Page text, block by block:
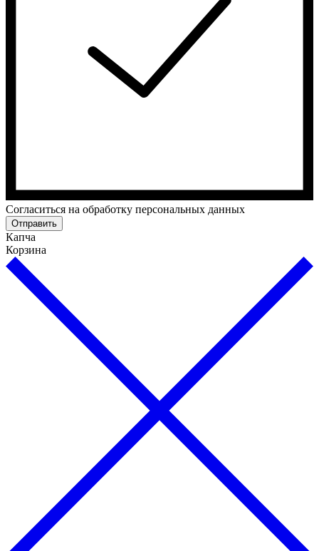
Cогласиться на обработку персональных данных
Отправить
Капча
Корзина